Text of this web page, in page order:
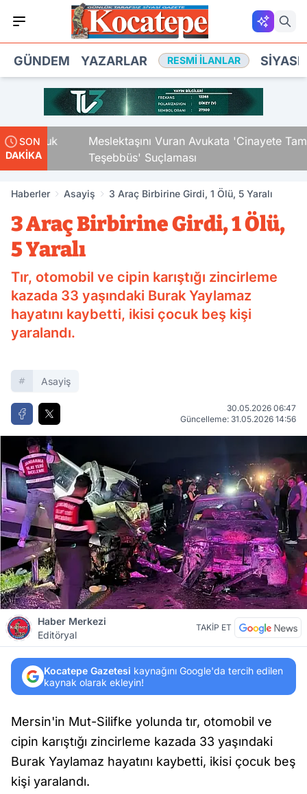
GÜNDEM YAZARLAR RESMI İLANLAR
SON
DAKİKA
Çocuk
Meslektaşını Vuran Avukata 'Cinayete Tam
Teşebbüs' Suçlaması
Haberler Asayiş 3 Araç Birbirine Girdi, 1 Ölü, 5 Yaralı
3 Araç Birbirine Girdi, 1 Ölü,
5 Yaralı
Tır, otomobil ve cipin karıştığı zincirleme
kazada 33 yaşındaki Burak Yaylamaz
hayatını kaybetti, ikisi çocuk beş kişi
yaralandı.
Asayiş
30.05.2026 06:47
Güncelleme: 31.05.2026 14:56
Haber Merkezi
Editöryal
TAKİP ET
Kocatepe Gazetesi kaynağını Google'da tercih edilen
kaynak olarak ekleyin!
Mersin'in Mut-Silifke yolunda tır, otomobil ve
cipin karıştığı zincirleme kazada 33 yaşındaki
Burak Yaylamaz hayatını kaybetti, ikisi çocuk beş
kişi yaralandı.